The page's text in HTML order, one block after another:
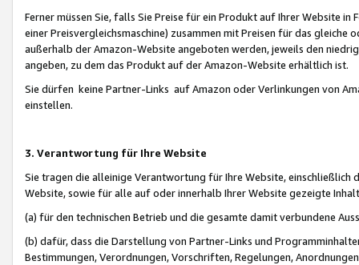
Ferner müssen Sie, falls Sie Preise für ein Produkt auf Ihrer Website
einer Preisvergleichsmaschine) zusammen mit Preisen für das
außerhalb der Amazon-Website angeboten werden, jeweils den
angeben, zu dem das Produkt auf der Amazon-Website erhältlich ist.
Sie dürfen keine Partner-Links auf Amazon oder Verlinkungen von
einstellen.
3. Verantwortung für Ihre Website
Sie tragen die alleinige Verantwortung für Ihre Website,
Website, sowie für alle auf oder innerhalb Ihrer Website gezeigte
(a) für den technischen Betrieb und die gesamte damit verbundene
(b) dafür, dass die Darstellung von Partner-Links und
Bestimmungen, Verordnungen, Vorschriften, Regelungen,